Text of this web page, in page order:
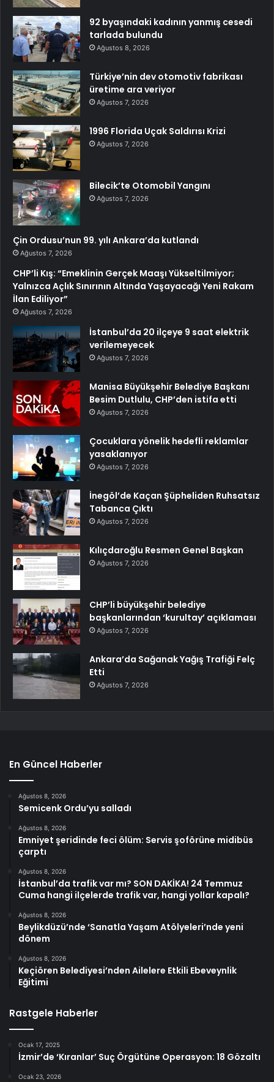
92 byaşındaki kadının yanmış cesedi
tarlada bulundu
Ağustos 8, 2026
Türkiye’nin dev otomotiv fabrikası
üretime ara veriyor
Ağustos 7, 2026
1996 Florida Uçak Saldırısı Krizi
Ağustos 7, 2026
Bilecik’te Otomobil Yangını
Ağustos 7, 2026
Çin Ordusu’nun 99. yılı Ankara’da kutlandı
Ağustos 7, 2026
CHP’li Kış: “Emeklinin Gerçek Maaşı Yükseltilmiyor;
Yalnızca Açlık Sınırının Altında Yaşayacağı Yeni Rakam
İlan Ediliyor”
Ağustos 7, 2026
İstanbul’da 20 ilçeye 9 saat elektrik
verilemeyecek
Ağustos 7, 2026
Manisa Büyükşehir Belediye Başkanı
Besim Dutlulu, CHP’den istifa etti
Ağustos 7, 2026
Çocuklara yönelik hedefli reklamlar
yasaklanıyor
Ağustos 7, 2026
İnegöl’de Kaçan Şüpheliden Ruhsatsız
Tabanca Çıktı
Ağustos 7, 2026
Kılıçdaroğlu Resmen Genel Başkan
Ağustos 7, 2026
CHP’li büyükşehir belediye
başkanlarından ‘kurultay’ açıklaması
Ağustos 7, 2026
Ankara’da Sağanak Yağış Trafiği Felç
Etti
Ağustos 7, 2026
En Güncel Haberler
Ağustos 8, 2026
Semicenk Ordu’yu salladı
Ağustos 8, 2026
Emniyet şeridinde feci ölüm: Servis şoförüne midibüs
çarptı
Ağustos 8, 2026
İstanbul’da trafik var mı? SON DAKİKA! 24 Temmuz
Cuma hangi ilçelerde trafik var, hangi yollar kapalı?
Ağustos 8, 2026
Beylikdüzü’nde ‘Sanatla Yaşam Atölyeleri’nde yeni
dönem
Ağustos 8, 2026
Keçiören Belediyesi’nden Ailelere Etkili Ebeveynlik
Eğitimi
Rastgele Haberler
Ocak 17, 2025
İzmir’de ‘Kıranlar’ Suç Örgütüne Operasyon: 18 Gözaltı
Ocak 23, 2026